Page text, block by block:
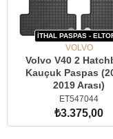
İTHAL PASPAS -
VOLVO
Volvo V40 2
Kauçuk Paspas
2019 Arası)
ET547044
₺3.375,00